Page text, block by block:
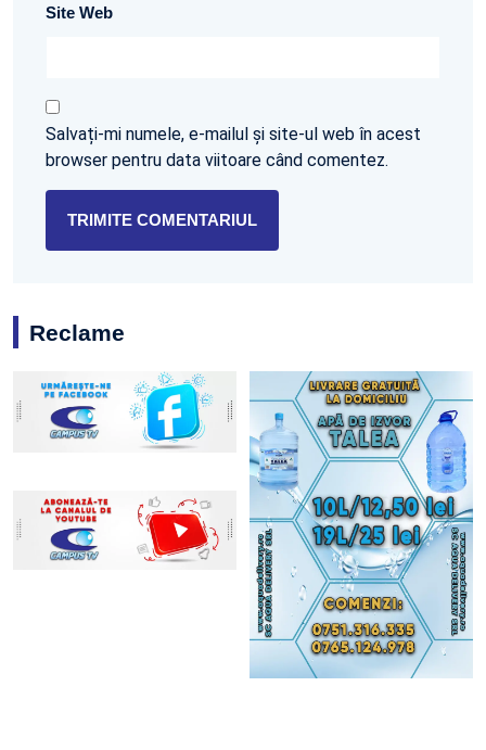
Site Web
Salvați-mi numele, e-mailul și site-ul web în acest
browser pentru data viitoare când comentez.
Reclame